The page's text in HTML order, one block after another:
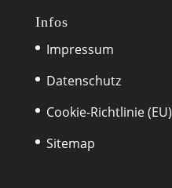
Infos
Impressum
Datenschutz
Cookie-Richtlinie (EU)
Sitemap